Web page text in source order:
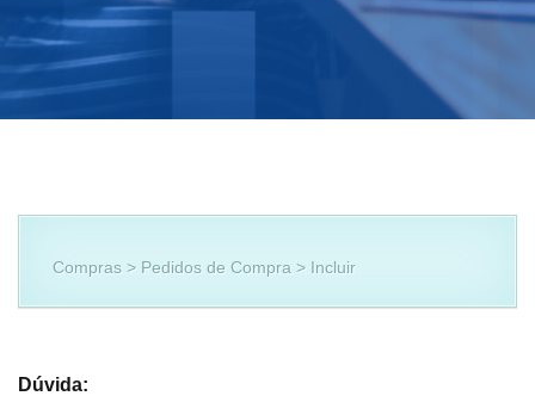
Compras > Pedidos de Compra > Incluir
Dúvida: